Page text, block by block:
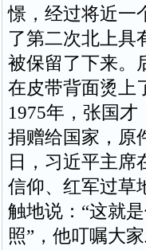
憬，经过将近一
了第二次北上具
被保留了下来。
在皮带背面烫上
1975年，张国
捐赠给国家，原
日，习近平主席
信仰、红军过草
触地说：“这就
照”，他叮嘱大